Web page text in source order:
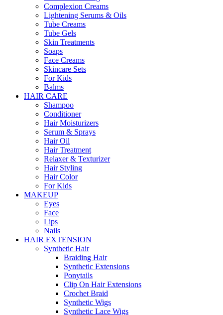
Complexion Creams
Lightening Serums & Oils
Tube Creams
Tube Gels
Skin Treatments
Soaps
Face Creams
Skincare Sets
For Kids
Balms
HAIR CARE
Shampoo
Conditioner
Hair Moisturizers
Serum & Sprays
Hair Oil
Hair Treatment
Relaxer & Texturizer
Hair Styling
Hair Color
For Kids
MAKEUP
Eyes
Face
Lips
Nails
HAIR EXTENSION
Synthetic Hair
Braiding Hair
Synthetic Extensions
Ponytails
Clip On Hair Extensions
Crochet Braid
Synthetic Wigs
Synthetic Lace Wigs